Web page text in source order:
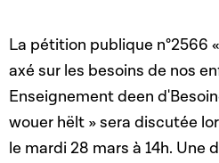
La pétition publique n°2566
axé sur les besoins de nos
Enseignement deen
wouer hëlt » sera discutée
le mardi 28 mars à 14h. Une